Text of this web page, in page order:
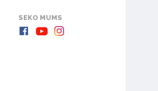
SEKO MUMS